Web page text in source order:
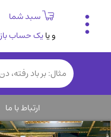
سبد شما
و یایک حساب
تاریخی و فرهنگی
(838)
رمان و داستان ایرانی(307)
روانشناسی(357)
ارتباط با ما